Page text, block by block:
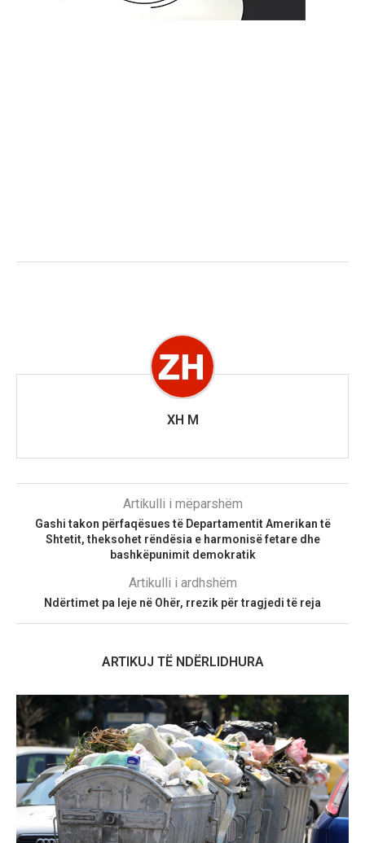
XH M
Artikulli i mëparshëm
Gashi takon përfaqësues të Departamentit Amerikan të
Shtetit, theksohet rëndësia e harmonisë fetare dhe
bashkëpunimit demokratik
Artikulli i ardhshëm
Ndërtimet pa leje në Ohër, rrezik për tragjedi të reja
ARTIKUJ TË NDËRLIDHURA